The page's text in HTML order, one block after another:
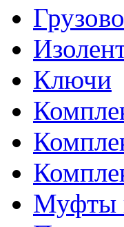
Ключи
Муфты